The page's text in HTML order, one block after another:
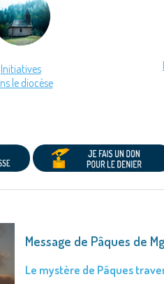
Initiatives
le diocèse
Message de Pâques de
Le mystère de Pâques